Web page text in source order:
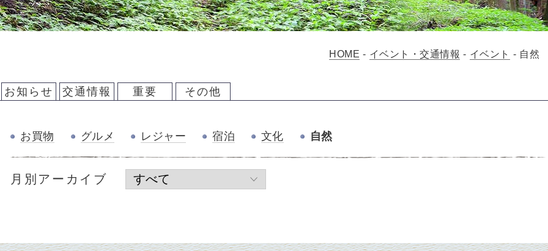
HOME - イベント・交通情報 - イベント - 自然
お知らせ 交通情報 重要 その他
お買物 グルメ レジャー 宿泊 文化 自然
月別アーカイブ